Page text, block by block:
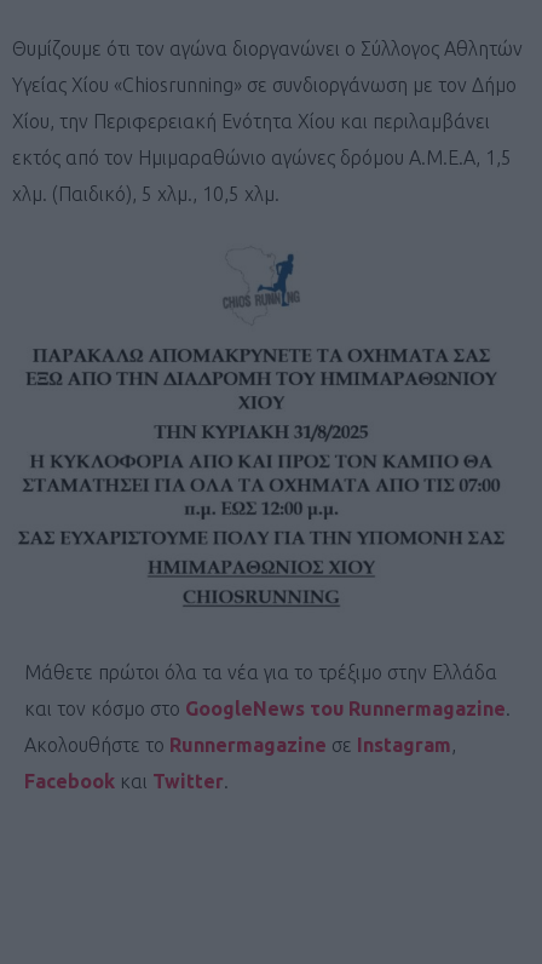
Θυμίζουμε ότι τον αγώνα διοργανώνει ο Σύλλογος Αθλητών
Υγείας Χίου «Chiosrunning» σε συνδιοργάνωση με τον Δήμο
Χίου, την Περιφερειακή Ενότητα Χίου και περιλαμβάνει
εκτός από τον Ημιμαραθώνιο αγώνες δρόμου Α.Μ.Ε.Α, 1,5
χλμ. (Παιδικό), 5 χλμ., 10,5 χλμ.
Μάθετε πρώτοι όλα τα νέα για το τρέξιμο στην Ελλάδα
και τον κόσμο στο GoogleNews του Runnermagazine.
Ακολουθήστε το Runnermagazine σε Instagram,
Facebook και Twitter.